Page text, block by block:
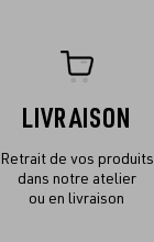
LIVRAISON
Retrait de vos produits
dans notre atelier
ou en livraison